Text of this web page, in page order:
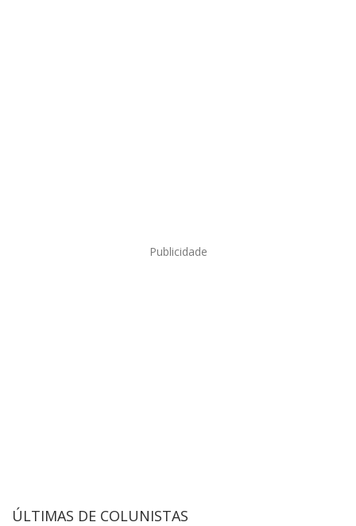
Publicidade
ÚLTIMAS DE COLUNISTAS